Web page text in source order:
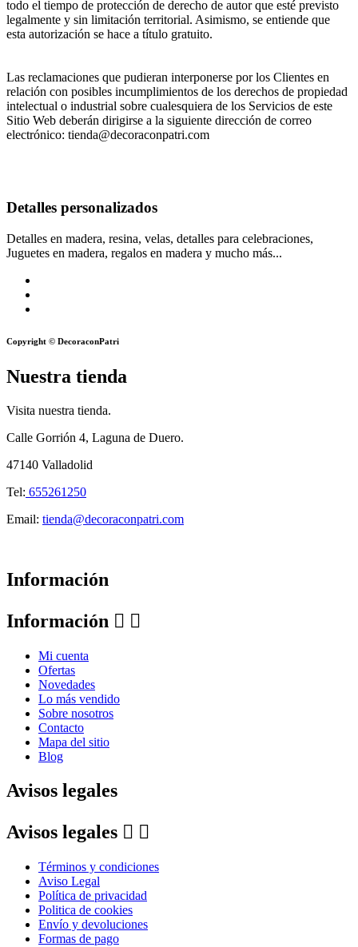
todo el tiempo de protección de derecho de autor que esté previsto
legalmente y sin limitación territorial. Asimismo, se entiende que
esta autorización se hace a título gratuito.
Las reclamaciones que pudieran interponerse por los Clientes en
relación con posibles incumplimientos de los derechos de propiedad
intelectual o industrial sobre cualesquiera de los Servicios de este
Sitio Web deberán dirigirse a la siguiente dirección de correo
electrónico: tienda@decoraconpatri.com
Detalles personalizados
Detalles en madera, resina, velas, detalles para celebraciones,
Juguetes en madera, regalos en madera y mucho más...
Copyright © DecoraconPatri
Nuestra tienda
Visita nuestra tienda.
Calle Gorrión 4, Laguna de Duero.
47140 Valladolid
Tel: 655261250
Email: tienda@decoraconpatri.com
Información
Información  
Mi cuenta
Ofertas
Novedades
Lo más vendido
Sobre nosotros
Contacto
Mapa del sitio
Blog
Avisos legales
Avisos legales  
Términos y condiciones
Aviso Legal
Política de privacidad
Politica de cookies
Envío y devoluciones
Formas de pago